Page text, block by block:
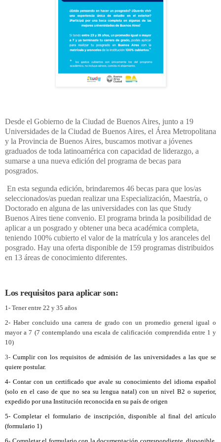
Desde el Gobierno de la Ciudad de Buenos Aires, junto a 19
Universidades de la Ciudad de Buenos Aires, el Área Metropolitana
y la Provincia de Buenos Aires, buscamos motivar a jóvenes
graduados de toda latinoamérica con capacidad de liderazgo, a
sumarse a una nueva edición del programa de becas para
posgrados.
En esta segunda edición, brindaremos 46 becas para que los/as
seleccionados/as puedan realizar una Especialización, Maestría, o
Doctorado en alguna de las universidades con las que Study
Buenos Aires tiene convenio. El programa brinda la posibilidad de
aplicar a un posgrado y obtener una beca académica completa,
teniendo 100% cubierto el valor de la matrícula y los aranceles del
posgrado. Hay una oferta disponible de 159 programas distribuidos
en 13 áreas de conocimiento diferentes.
Los requisitos para aplicar son:
1- Tener entre 22 y 35 años
2- Haber concluido una carrera de grado con un promedio general igual o
mayor a 7 (7 contemplando una escala de calificación comprendida entre 1 y
10)
3- Cumplir con los requisitos de admisión de las universidades a las que se
quiere postular.
4- Contar con un certificado que avale su conocimiento del idioma español
(solo en el caso de que no sea su lengua natal) con un nivel B2 o superior,
expedido por una Institución reconocida en su país de origen
5- Completar el formulario de inscripción,disponible al final del artículo
(formulario 1)